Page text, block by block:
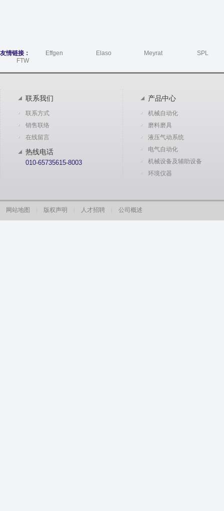
友情链接： Effgen Elaso Meyrat
SPL
FTW
联系我们
联系方式
销售联络
在线留言
热线电话
010-65735615-8003
产品中心
机械自动化
磨料磨具
液压气动系统
电气自动化
机械设备及辅助设备
环境仪器
网站地图 版权声明 人才招聘 公司概述